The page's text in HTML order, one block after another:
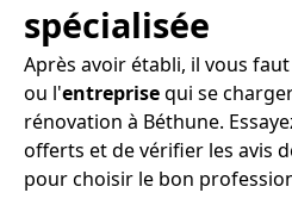
spécialisée
Après avoir établi, il vous
ou l'entreprisequi se
rénovation à Béthune.
offerts et de vérifier les avis
pour choisir le bon